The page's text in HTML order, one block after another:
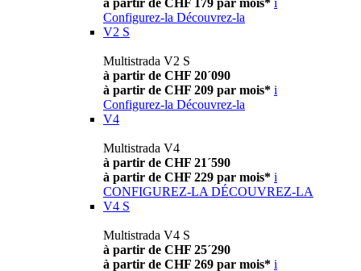
à partir de CHF 179 par mois* i
Configurez-la Découvrez-la
V2 S
Multistrada V2 S
à partir de CHF 20´090
à partir de CHF 209 par mois* i
Configurez-la Découvrez-la
V4
Multistrada V4
à partir de CHF 21´590
à partir de CHF 229 par mois* i
CONFIGUREZ-LA DÉCOUVREZ-LA
V4 S
Multistrada V4 S
à partir de CHF 25´290
à partir de CHF 269 par mois* i